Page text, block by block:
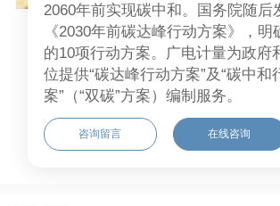
2060年前实现碳中和。国务院随后
《2030年前碳达峰行动方案》，明
的10项行动方案。广电计量为政府
位提供“碳达峰行动方案”及“碳中和
案”（“双碳”方案）编制服务。
咨询留言 在线咨询